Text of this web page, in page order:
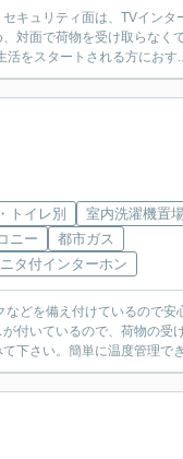
キュリティ面は、TVインタ
対面で荷物を受け取らなく
活をスタートされる方におす
トイレ別 室内洗濯機置
ニー
都市ガス
タ付インターホン
どを備え付けているので安
付いているので、荷物の受
下さい。簡単に温度管理で